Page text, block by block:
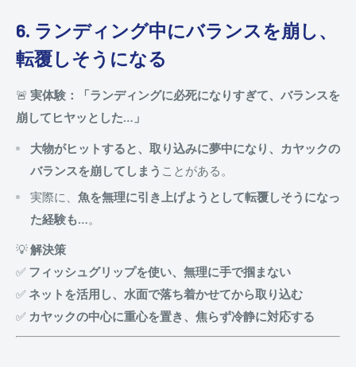
6. ランディング中にバランスを崩し、
転覆しそうになる
🚨 実体験：「ランディングに必死になりすぎて、バランスを
崩してヒヤッとした…」
大物がヒットすると、取り込みに夢中になり、カヤックの
バランスを崩してしまう ことがある。
実際に、 魚を無理に引き上げようとして転覆しそうになっ
た経験も…。
💡解決策
✅ フィッシュグリップを使い、無理に手で掴まない
✅ネットを活用し、水面で落ち着かせてから取り込む
✅ カヤックの中心に重心を置き、焦らず冷静に対応する